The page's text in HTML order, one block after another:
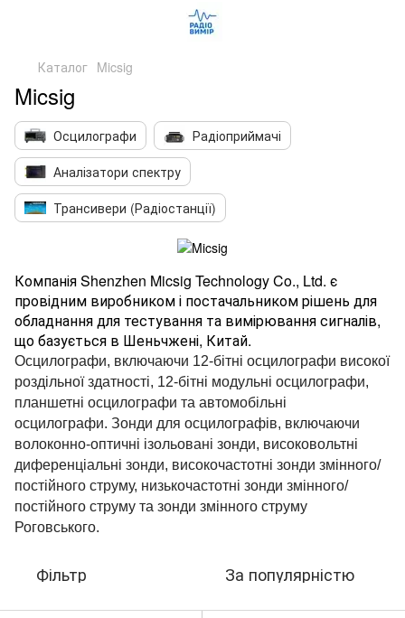
Каталог Micsig
Micsig
Осцилографи
Радіоприймачі
Аналізатори спектру
Трансивери (Радіостанції)
Компанія Shenzhen Micsig Technology Co., Ltd. є
провідним виробником і постачальником рішень для
обладнання для тестування та вимірювання сигналів,
що базується в Шеньчжені, Китай.
Осцилографи, включаючи 12-бітні осцилографи високої
роздільної здатності, 12-бітні модульні осцилографи,
планшетні осцилографи та автомобільні
осцилографи. Зонди для осцилографів, включаючи
волоконно-оптичні ізольовані зонди, високовольтні
диференціальні зонди, високочастотні зонди змінного/
постійного струму, низькочастотні зонди змінного/
постійного струму та зонди змінного струму
Роговського.
Фільтр За популярністю